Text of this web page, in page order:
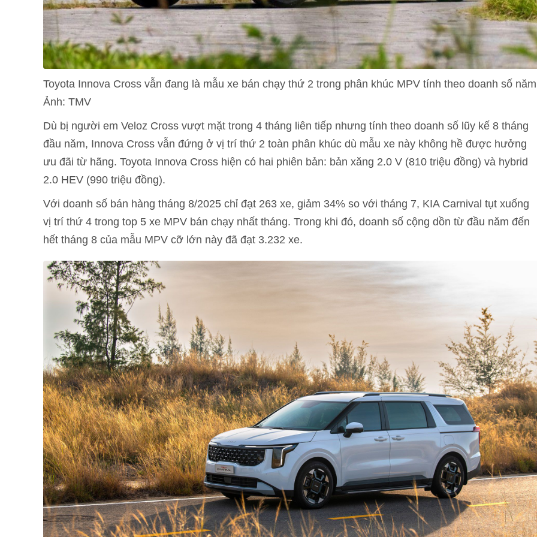
Toyota Innova Cross vẫn đang là mẫu xe bán chạy thứ 2 trong phân khúc MPV tính theo doanh số
Ảnh: TMV
Dù bị người em Veloz Cross vượt mặt trong 4 tháng liên tiếp nhưng tính theo doanh số lũy kế 8 tháng
đầu năm, Innova Cross vẫn đứng ở vị trí thứ 2 toàn phân khúc dù mẫu xe này không hề được hưởng
ưu đãi từ hãng. Toyota Innova Cross hiện có hai phiên bản: bản xăng 2.0 V (810 triệu đồng) và hybrid
2.0 HEV (990 triệu đồng).
Với doanh số bán hàng tháng 8/2025 chỉ đạt 263 xe, giảm 34% so với tháng 7, KIA Carnival tụt xuống
vị trí thứ 4 trong top 5 xe MPV bán chạy nhất tháng. Trong khi đó, doanh số cộng dồn từ đầu năm đến
hết tháng 8 của mẫu MPV cỡ lớn này đã đạt 3.232 xe.